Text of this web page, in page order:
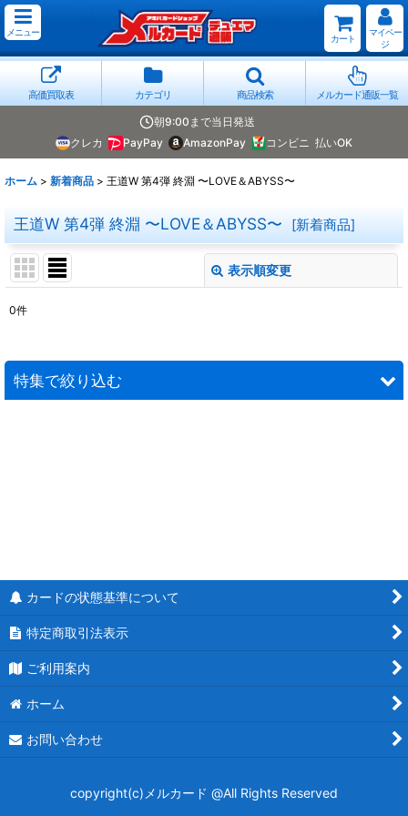
メニュー
カート
マイペー
ジ
高価買取表 カテゴリ 商品検索 メルカード通販一覧
朝9:00まで当日発送
クレカ
PayPay AmazonPay コンビニ 払いOK
ホーム > 新着商品 > 王道W 第4弾 終淵 〜LOVE＆ABYSS〜
王道W 第4弾 終淵 〜LOVE＆ABYSS〜 [新着商品]
表示順変更
並び順 :
0件
特集で絞り込む
逆札篇 第1弾 逆転神VS切札竜
DM26-SD1ドキドキつよいデッキ 25の王道
DM25-EX4 エピソード4 パンドラ・ウォーズ
邪神爆発デュエナマイトパック
カードの状態基準について
特定商取引法表示
ご利用案内
ホーム
お問い合わせ
copyright(c)メルカード @All Rights Reserved